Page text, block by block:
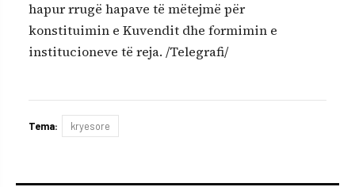
hapur rrugë hapave të mëtejmë për
konstituimin e Kuvendit dhe formimin e
institucioneve të reja. /Telegrafi/
Tema: kryesore